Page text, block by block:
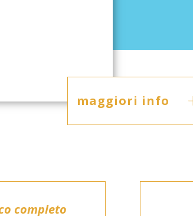
maggiori info
completo